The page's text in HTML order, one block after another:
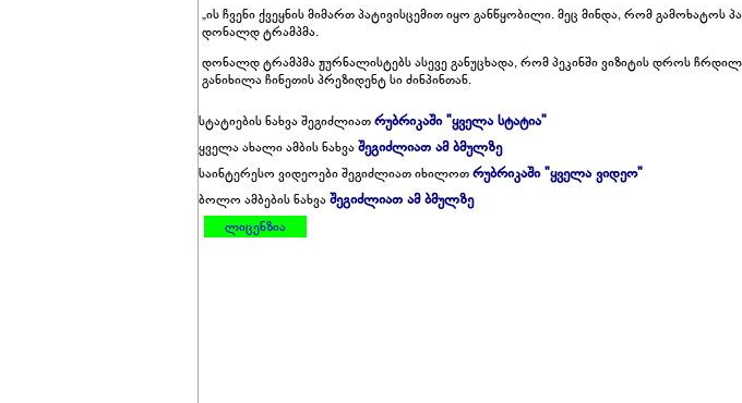
„ის ჩვენი ქვეყნის მიმართ პატივისცემით იყო განწყობილი. მეც მინდა, რომ გამოხატოს
დონალდ ტრამპმა.
დონალდ ტრამპმა ჟურნალისტებს ასევე განუცხადა, რომ პეკინში ვიზიტის დროს
განიხილა ჩინეთის პრეზიდენტ სი ძინპინთან.
სტატიების ნახვა შეგიძლიათრუბრიკაში "ყველა სტატია"
ყველა ახალი ამბის ნახვაშეგიძლიათ ამ ბმულზე
საინტერესო ვიდეოები შეგიძლიათ იხილოთრუბრიკაში "ყველა ვიდეო"
ბოლო ამბების ნახვაშეგიძლიათ ამ ბმულზე
ლიცენზია